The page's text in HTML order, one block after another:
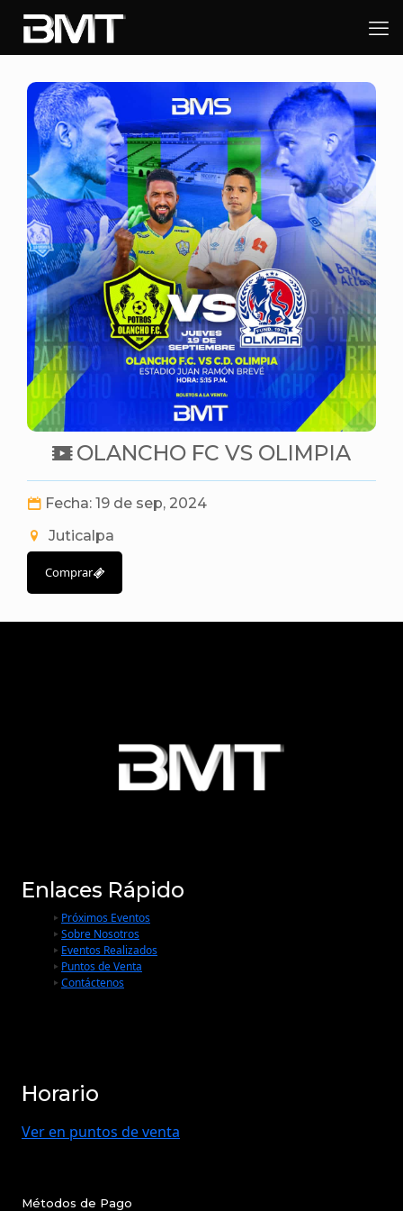
OLANCHO FC VS OLIMPIA
Fecha: 19 de sep, 2024
Juticalpa
Comprar
Enlaces Rápido
Próximos Eventos
Sobre Nosotros
Eventos Realizados
Puntos de Venta
Contáctenos
Horario
Ver en puntos de venta
Métodos de Pago